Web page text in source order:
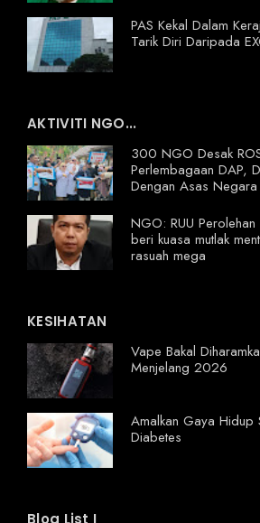
PAS Kekal Dalam
Tarik Diri Daripada
AKTIVITI NGO...
300 NGO Desak
Perlembagaan DAP,
Dengan Asas Negara
NGO: RUU
beri kuasa mutlak
rasuah mega
KESIHATAN
Vape Bakal
Menjelang 2026
Amalkan Gaya Hidup
Diabetes